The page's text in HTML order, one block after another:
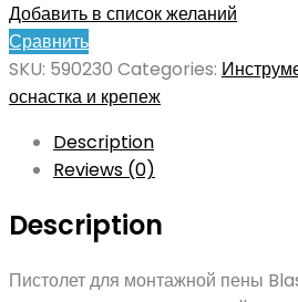
Добавить в список желаний
Сравнить
SKU: 590230 Categories:
оснастка и крепеж
Description
Reviews (0)
Description
Пистолет для монтажной пены